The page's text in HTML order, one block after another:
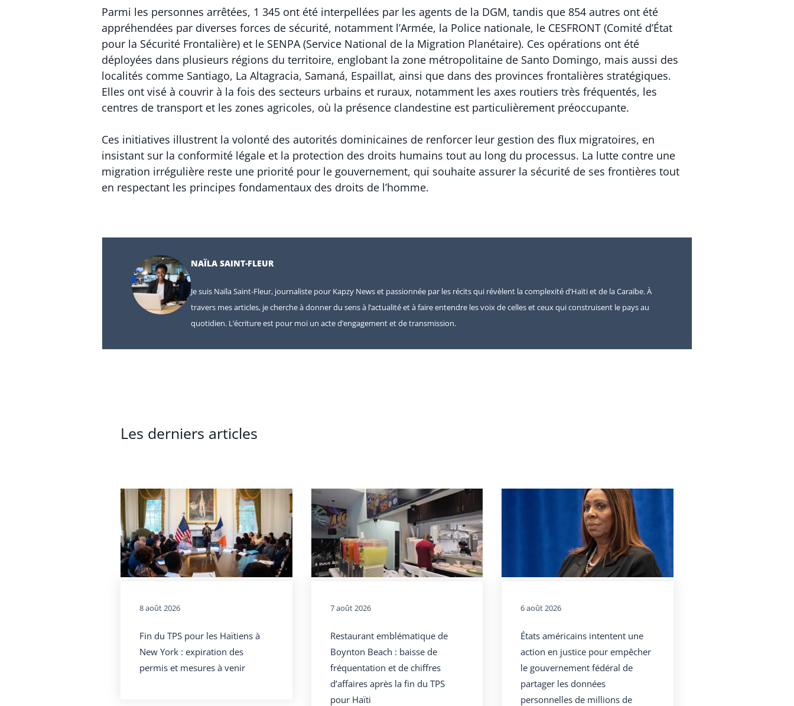
Parmi les personnes arrêtées, 1 345 ont été interpellées par les agents de la DGM, tandis que 854 autres ont été
appréhendées par diverses forces de sécurité, notamment l’Armée, la Police nationale, le CESFRONT (Comité d’État
pour la Sécurité Frontalière) et le SENPA (Service National de la Migration Planétaire). Ces opérations ont été
déployées dans plusieurs régions du territoire, englobant la zone métropolitaine de Santo Domingo, mais aussi des
localités comme Santiago, La Altagracia, Samaná, Espaillat, ainsi que dans des provinces frontalières stratégiques.
Elles ont visé à couvrir à la fois des secteurs urbains et ruraux, notamment les axes routiers très fréquentés, les
centres de transport et les zones agricoles, où la présence clandestine est particulièrement préoccupante.
Ces initiatives illustrent la volonté des autorités dominicaines de renforcer leur gestion des flux migratoires, en
insistant sur la conformité légale et la protection des droits humains tout au long du processus. La lutte contre une
migration irrégulière reste une priorité pour le gouvernement, qui souhaite assurer la sécurité de ses frontières tout
en respectant les principes fondamentaux des droits de l’homme.
NAÏLA SAINT-FLEUR
Je suis Naïla Saint-Fleur, journaliste pour Kapzy News et passionnée par les récits qui révèlent la complexité d’Haïti et de la Caraïbe. À
travers mes articles, je cherche à donner du sens à l’actualité et à faire entendre les voix de celles et ceux qui construisent le pays au
quotidien. L’écriture est pour moi un acte d’engagement et de transmission.
Les derniers articles
8 août 2026
Fin du TPS pour les Haïtiens à
New York : expiration des
permis et mesures à venir
7 août 2026
Restaurant emblématique de
Boynton Beach : baisse de
fréquentation et de chiffres
d’affaires après la fin du TPS
pour Haïti
6 août 2026
États américains intentent une
action en justice pour empêcher
le gouvernement fédéral de
partager les données
personnelles de millions de